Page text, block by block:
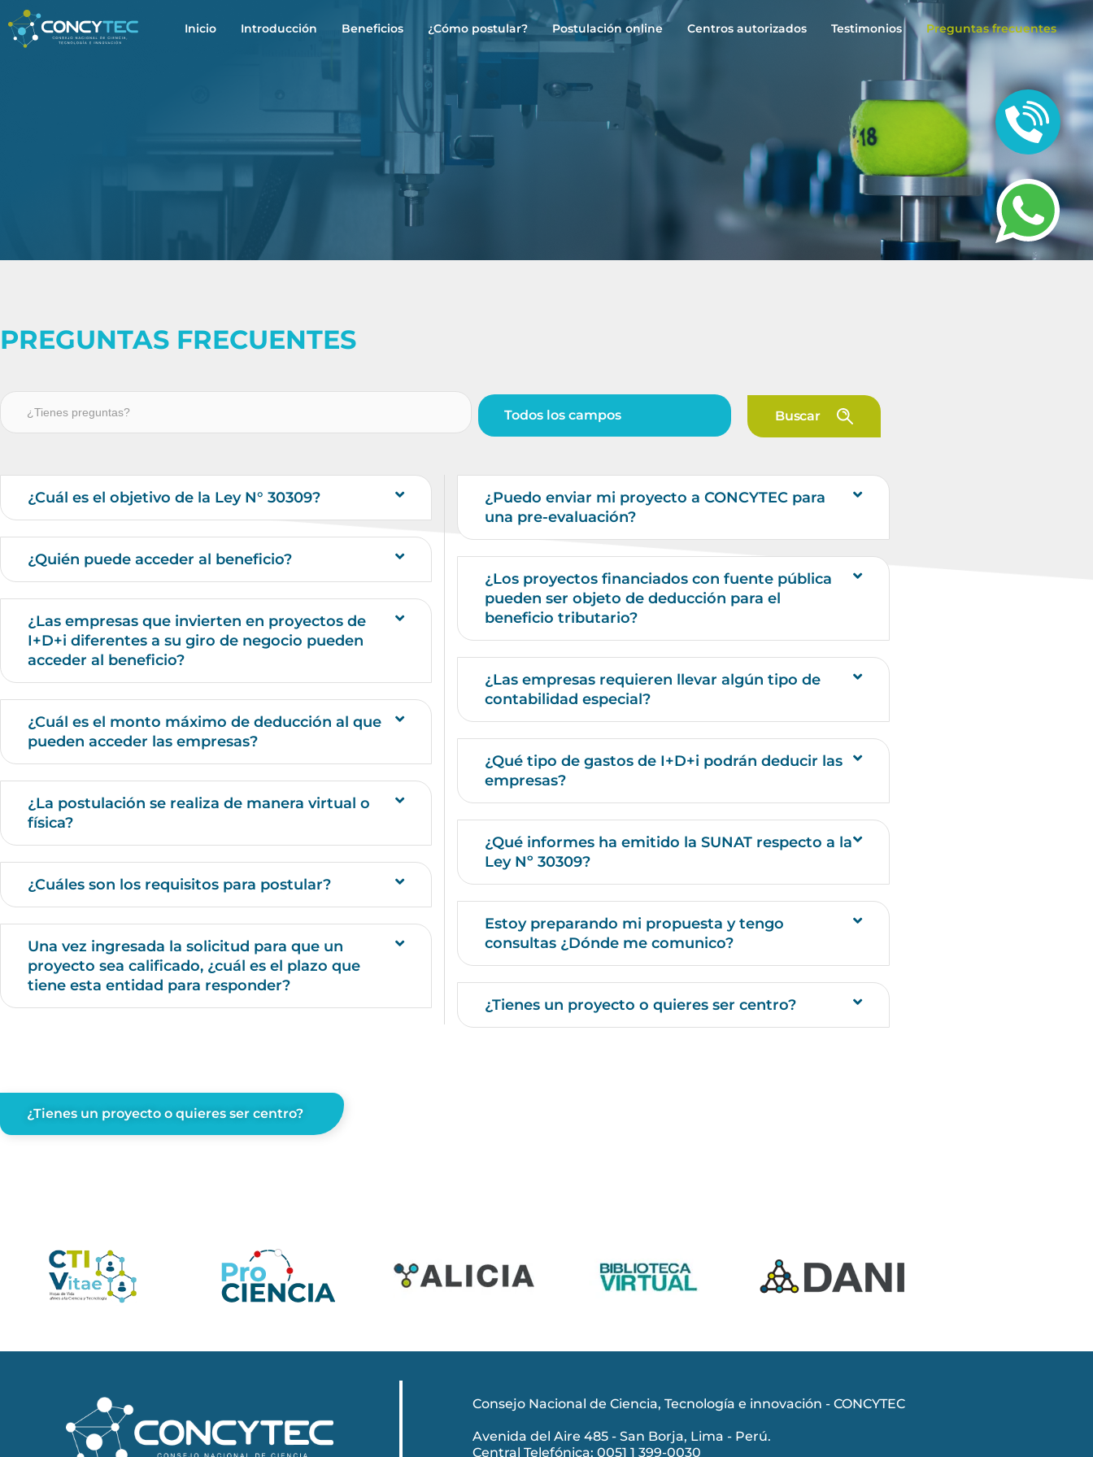
Inicio Introducción Beneficios ¿Cómo postular? Postulación online Centros autorizados Testimonios Preguntas frecuentes
PREGUNTAS FRECUENTES
Buscar
¿Cuál es el objetivo de la Ley N° 30309?
¿Quién puede acceder al beneficio?
¿Las empresas que invierten en proyectos de
I+D+i diferentes a su giro de negocio pueden
acceder al beneficio?
¿Cuál es el monto máximo de deducción al que
pueden acceder las empresas?
¿La postulación se realiza de manera virtual o
física?
¿Cuáles son los requisitos para postular?
Una vez ingresada la solicitud para que un
proyecto sea calificado, ¿cuál es el plazo que
tiene esta entidad para responder?
¿Puedo enviar mi proyecto a CONCYTEC para
una pre-evaluación?
¿Los proyectos financiados con fuente pública
pueden ser objeto de deducción para el
beneficio tributario?
¿Las empresas requieren llevar algún tipo de
contabilidad especial?
¿Qué tipo de gastos de I+D+i podrán deducir las
empresas?
¿Qué informes ha emitido la SUNAT respecto a la
Ley Nº 30309?
Estoy preparando mi propuesta y tengo
consultas ¿Dónde me comunico?
¿Tienes un proyecto o quieres ser centro?
¿Tienes un proyecto o quieres ser centro?
Consejo Nacional de Ciencia, Tecnología e innovación - CONCYTEC
Avenida del Aire 485 - San Borja, Lima - Perú.
Central Telefónica: 0051 1 399-0030